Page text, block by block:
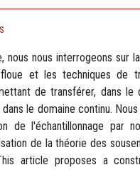
nous nous interrogeons sur
et les techniques de
de transférer, dans le
le domaine continu.
de l'échantillonnage par
de la théorie des
article proposes a